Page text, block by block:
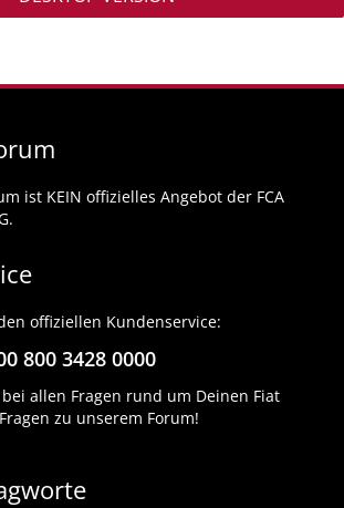
ist KEIN offizielles Angebot der FCA
offiziellen Kundenservice:
800 3428 0000
bei allen Fragen rund um Deinen Fiat
zu unserem Forum!